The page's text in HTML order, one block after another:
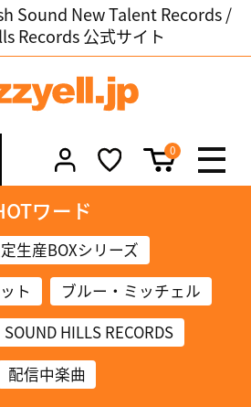
Sound New Talent Records /
Records 公式サイト
0
ワード
生産BOXシリーズ
ト
ブルー・ミッチェル
SOUND HILLS RECORDS
配信中楽曲